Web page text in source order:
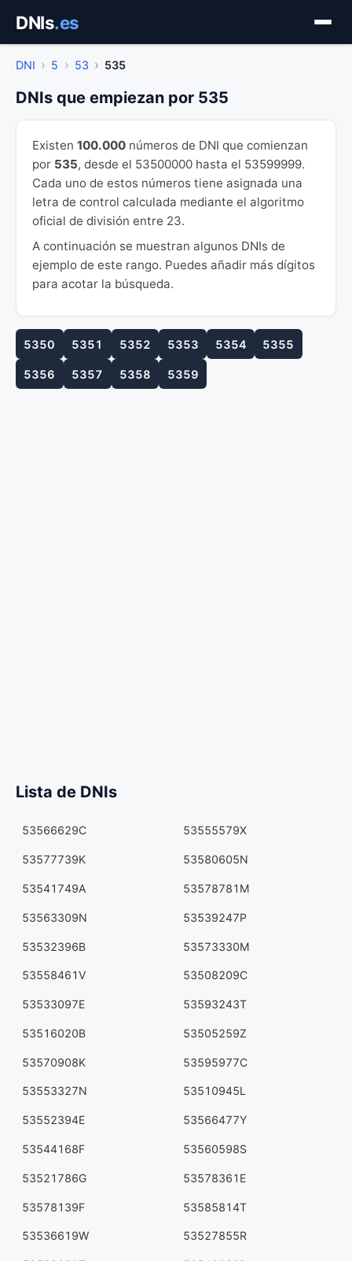
contenido
DNIs.es
DNI 5 53 535
DNIs que empiezan por 535
Existen 100.000 números de DNI que comienzan
por 535, desde el 53500000 hasta el 53599999.
Cada uno de estos números tiene asignada una
letra de control calculada mediante el algoritmo
oficial de división entre 23.
A continuación se muestran algunos DNIs de
ejemplo de este rango. Puedes añadir más dígitos
para acotar la búsqueda.
5350 5351 5352 5353 5354 5355
5356 5357 5358 5359
Lista de DNIs
53566629C 53555579X
53577739K 53580605N
53541749A 53578781M
53563309N 53539247P
53532396B 53573330M
53558461V 53508209C
53533097E 53593243T
53516020B 53505259Z
53570908K 53595977C
53553327N 53510945L
53552394E 53566477Y
53544168F 53560598S
53521786G 53578361E
53578139F 53585814T
53536619W 53527855R